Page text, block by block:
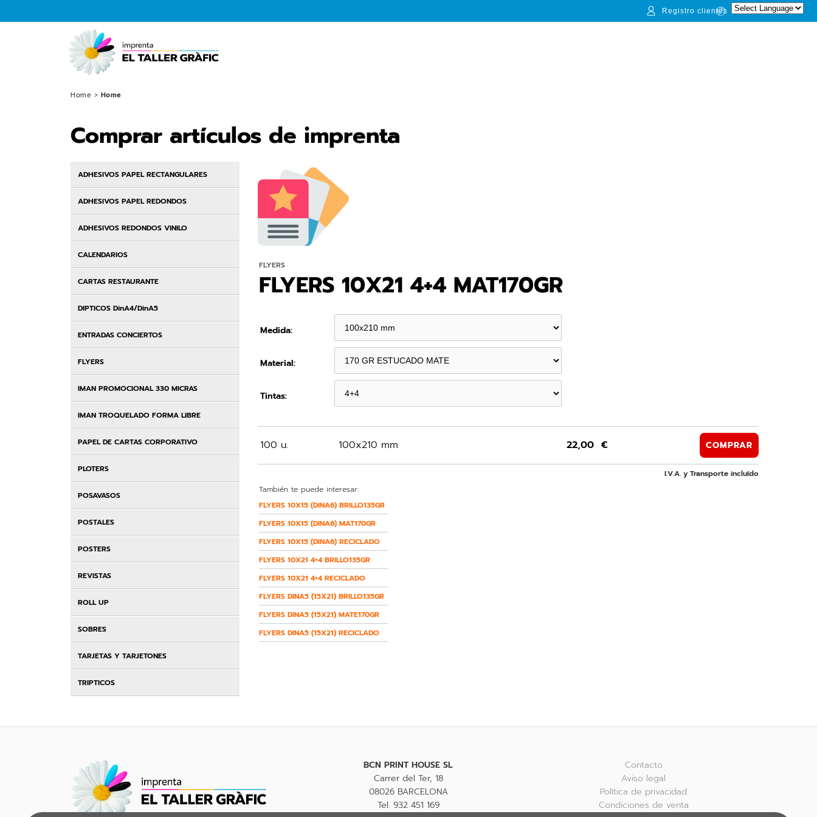
Registro clientes
Home > Home
Comprar artículos de imprenta
ADHESIVOS PAPEL RECTANGULARES
ADHESIVOS PAPEL REDONDOS
ADHESIVOS REDONDOS VINILO
CALENDARIOS
CARTAS RESTAURANTE
DIPTICOS DinA4/DinA5
ENTRADAS CONCIERTOS
FLYERS
IMAN PROMOCIONAL 330 MICRAS
IMAN TROQUELADO FORMA LIBRE
PAPEL DE CARTAS CORPORATIVO
PLOTERS
POSAVASOS
POSTALES
POSTERS
REVISTAS
ROLL UP
SOBRES
TARJETAS Y TARJETONES
TRIPTICOS
FLYERS
FLYERS 10X21 4+4 MAT170GR
Medida:
Material:
Tintas:
100 u. 100x210 mm 22,00 € COMPRAR
I.V.A. y Transporte incluído
También te puede interesar:
FLYERS 10X15 (DINA6) BRILLO135GR
FLYERS 10X15 (DINA6) MAT170GR
FLYERS 10X15 (DINA6) RECICLADO
FLYERS 10X21 4+4 BRILLO135GR
FLYERS 10X21 4+4 RECICLADO
FLYERS DINA5 (15X21) BRILLO135GR
FLYERS DINA5 (15X21) MATE170GR
FLYERS DINA5 (15X21) RECICLADO
BCN PRINT HOUSE SL
Carrer del Ter, 18
08026 BARCELONA
Tel. 932 451 169
Contacto
Aviso legal
Política de privacidad
Condiciones de venta